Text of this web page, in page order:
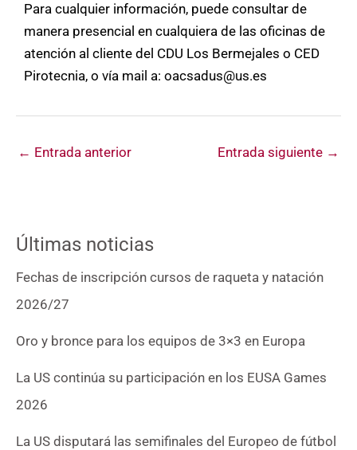
Para cualquier información, puede consultar de
manera presencial en cualquiera de las oficinas de
atención al cliente del CDU Los Bermejales o CED
Pirotecnia, o vía mail a: oacsadus@us.es
← Entrada anterior Entrada siguiente →
Últimas noticias
Fechas de inscripción cursos de raqueta y natación
2026/27
Oro y bronce para los equipos de 3×3 en Europa
La US continúa su participación en los EUSA Games
2026
La US disputará las semifinales del Europeo de fútbol